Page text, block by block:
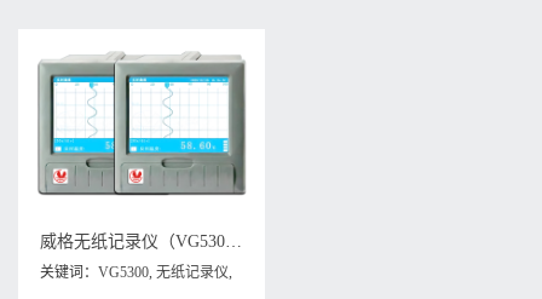
威格无纸记录仪（VG5300）无纸万能输入，厂家直销，品质保障
关键词： VG5300, 无纸记录仪,